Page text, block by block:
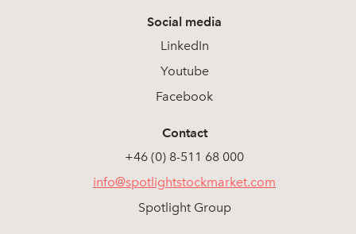
Social media
LinkedIn
Youtube
Facebook
Contact
+46 (0) 8-511 68 000
info@spotlightstockmarket.com
Spotlight Group